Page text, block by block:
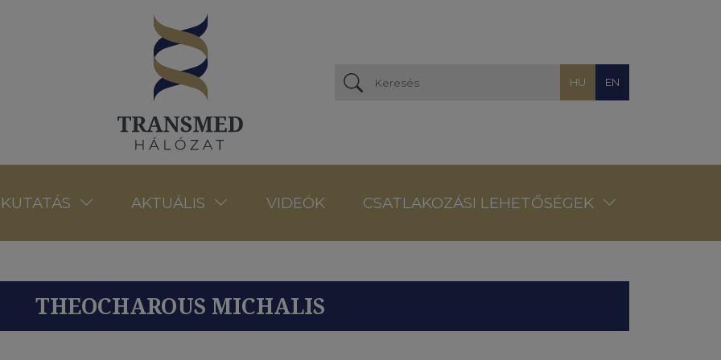
HU EN
KUTATÁS AKTUÁLIS VIDEÓK CSATLAKOZÁSI LEHETŐSÉGEK
THEOCHAROUS MICHALIS